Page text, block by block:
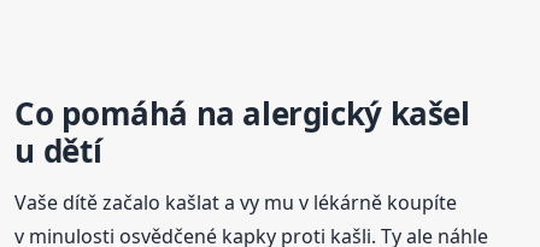
Co pomáhá na alergický kašel
u dětí
Vaše dítě začalo kašlat a vy mu v lékárně koupíte
v minulosti osvědčené kapky proti kašli. Ty ale náhle